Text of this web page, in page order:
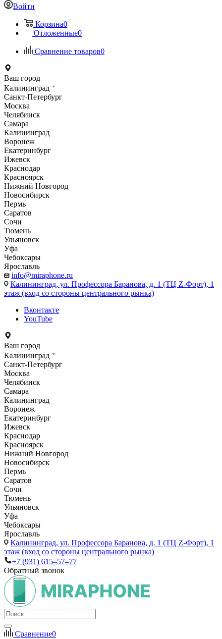
Войти
Корзина0
Отложенные0
Сравнение товаров0
Ваш город
Калининград
Санкт-Петербург
Москва
Челябинск
Самара
Калининград
Воронеж
Екатеринбург
Ижевск
Краснодар
Красноярск
Нижний Новгород
Новосибирск
Пермь
Саратов
Сочи
Тюмень
Ульяновск
Уфа
Чебоксары
Ярославль
info@miraphone.ru
Калининград, ул. Профессора Баранова, д. 1 (ТЦ Z-Форт), 1
этаж (вход со стороны центрального рынка)
Вконтакте
YouTube
Ваш город
Калининград
Санкт-Петербург
Москва
Челябинск
Самара
Калининград
Воронеж
Екатеринбург
Ижевск
Краснодар
Красноярск
Нижний Новгород
Новосибирск
Пермь
Саратов
Сочи
Тюмень
Ульяновск
Уфа
Чебоксары
Ярославль
Калининград, ул. Профессора Баранова, д. 1 (ТЦ Z-Форт), 1
этаж (вход со стороны центрального рынка)
+7 (931) 615‒57‒77
Обратный звонок
Сравнение0